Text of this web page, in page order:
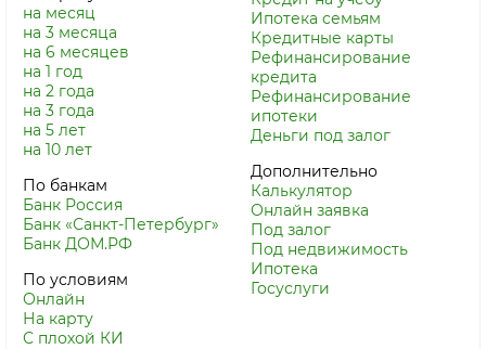
на месяц
на 3 месяца
на 6 месяцев
на 1 год
на 2 года
на 3 года
на 5 лет
на 10 лет
По банкам
Банк Россия
Банк «Санкт-Петербург»
Банк ДОМ.РФ
По условиям
Онлайн
На карту
С плохой КИ
Ипотека семьям
Кредитные карты
Рефинансирование
кредита
Рефинансирование
ипотеки
Деньги под залог
Дополнительно
Калькулятор
Онлайн заявка
Под залог
Под недвижимость
Ипотека
Госуслуги